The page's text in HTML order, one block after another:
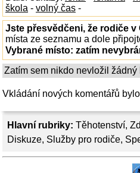
Hlavní rubriky: Těhotenství,
Diskuze, Služby pro rodiče,
škola - volný čas -
Jste přesvědčeni, že rodiče
místa ze seznamu a dole
Vybrané místo: zatím
Zatím sem nikdo nevložil žádný
Vkládání nových komentářů